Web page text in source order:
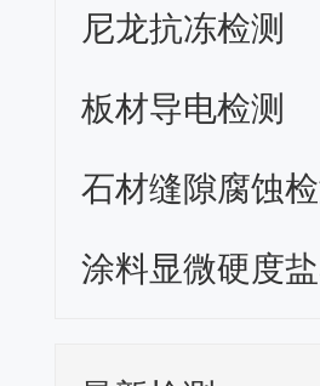
尼龙抗冻检测
板材导电检测
石材缝隙腐蚀
涂料显微硬度